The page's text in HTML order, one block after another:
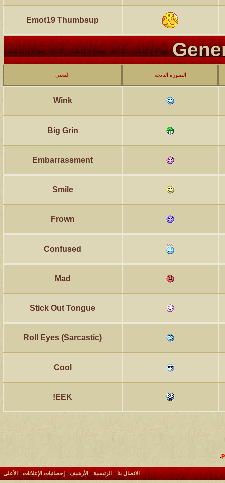
Emot19 Thumbsup
الصورة الناتجة المعنى
Wink
Big Grin
Embarrassment
Smile
Frown
Confused
Mad
Stick Out Tongue
Roll Eyes (Sarcastic)
Cool
EEK!
.
الاتصال بنا- الرئيسية-الأرشيف- إحصائيات الإعلانات- الأعلى